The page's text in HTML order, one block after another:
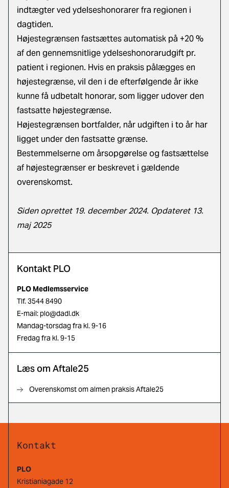
indtægter ved ydelseshonorarer fra regionen i
dagtiden.
Højestegrænsen fastsættes automatisk på +20 %
af den gennemsnitlige ydelseshonorarudgift pr.
patient i regionen. Hvis en praksis pålægges en
højestegrænse, vil den i de efterfølgende år ikke
kunne få udbetalt honorar, som ligger udover den
fastsatte højestegrænse.
Højestegrænsen bortfalder, når udgiften i to år har
ligget under den fastsatte grænse.
Bestemmelserne om årsopgørelse og fastsættelse
af højestegrænser er beskrevet i gældende
overenskomst.
Siden oprettet 19. december 2024. Opdateret 13.
maj 2025
Kontakt PLO
PLO Medlemsservice
Tlf.3544 8490
E-mail:plo@dadl.dk
Mandag-torsdag fra kl. 9-16
Fredag fra kl. 9-15
Læs om Aftale25
Overenskomst om almen praksis Aftale25
Kontakt
PLO
Kristianiagade 12